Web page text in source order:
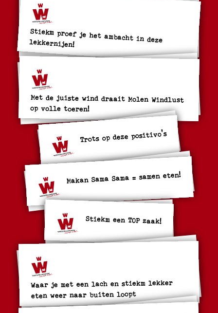
Stiekm proef je het ambacht in deze
lekkernijen!
Met de juiste wind draait Molen Windlust
op volle toeren!
Trots op deze positivo's
Makan Sama Sama = samen eten!
Stiekm een TOP zaak!
Waar je met een lach en stiekm lekker
eten weer naar buiten loopt